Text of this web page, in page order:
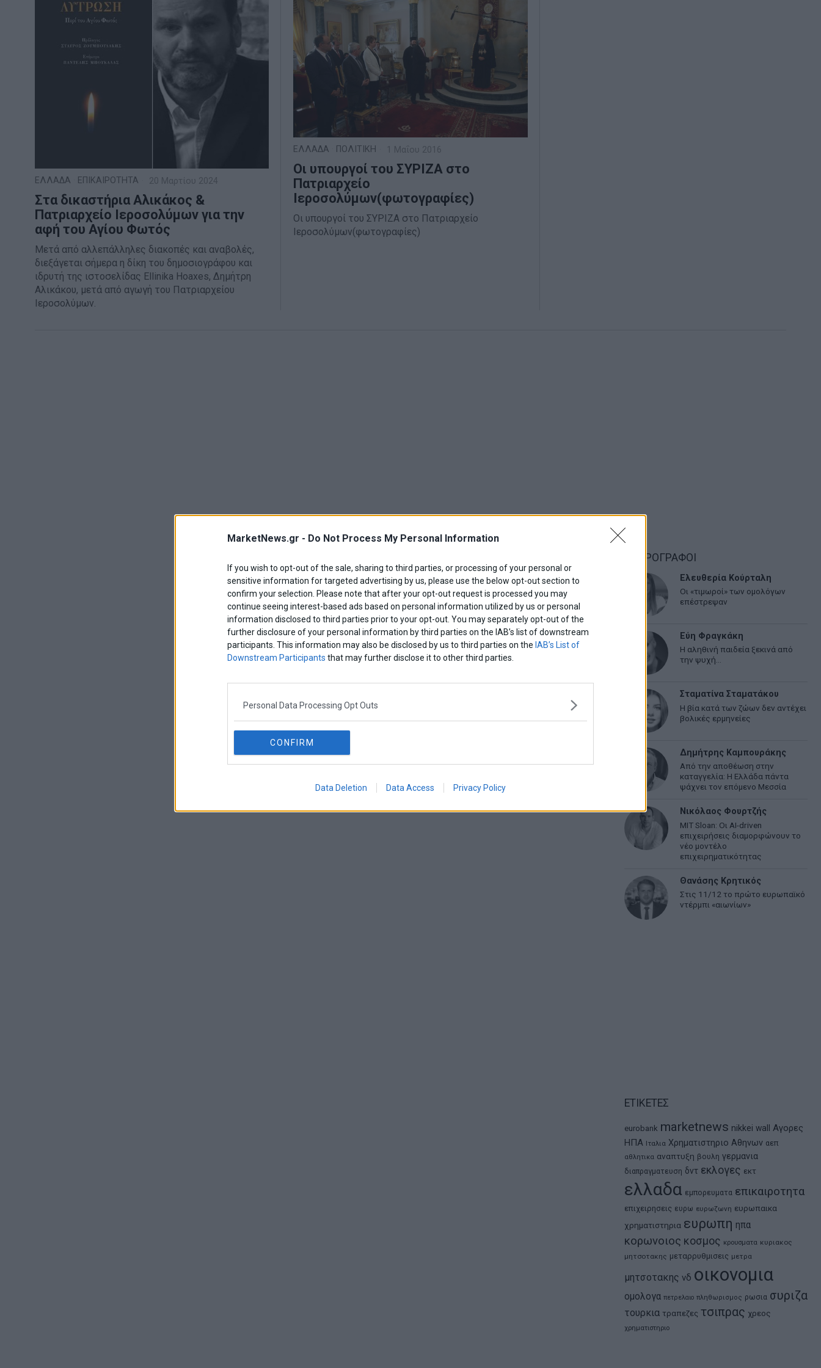
MarketNews.gr - Do Not Process My Personal Information
If you wish to opt-out of the sale, sharing to third parties, or processing of your personal or
sensitive information for targeted advertising by us, please use the below opt-out section to
confirm your selection. Please note that after your opt-out request is processed you may
continue seeing interest-based ads based on personal information utilized by us or personal
information disclosed to third parties prior to your opt-out. You may separately opt-out of the
further disclosure of your personal information by third parties on the IAB’s list of downstream
participants. This information may also be disclosed by us to third parties on the IAB’s List of
Downstream Participants that may further disclose it to other third parties.
Personal Data Processing Opt Outs
CONFIRM
Data Deletion Data Access Privacy Policy
ΕΛΛΑΔΑ ΕΠΙΚΑΙΡΟΤΗΤΑ 20 Μαρτίου 2024
Στα δικαστήρια Αλικάκος &
Πατριαρχείο Ιεροσολύμων για την
αφή του Αγίου Φωτός
Μετά από αλλεπάλληλες διακοπές και αναβολές,
διεξάγεται σήμερα η δίκη του δημοσιογράφου και
ιδρυτή της ιστοσελίδας Ellinika Hoaxes, Δημήτρη
Αλικάκου, μετά από αγωγή του Πατριαρχείου
Ιεροσολύμων.
ΕΛΛΑΔΑ ΠΟΛΙΤΙΚΗ 1 Μαΐου 2016
Οι υπουργοί του ΣΥΡΙΖΑ στο
Πατριαρχείο
Ιεροσολύμων(φωτογραφίες)
Οι υπουργοί του ΣΥΡΙΖΑ στο Πατριαρχείο
Ιεροσολύμων(φωτογραφίες)
ΑΡΘΡΟΓΡΑΦΟΙ
Ελευθερία Κούρταλη
Οι «τιμωροί» των ομολόγων
επέστρεψαν
Εύη Φραγκάκη
Η αληθινή παιδεία ξεκινά από
την ψυχή…
Σταματίνα Σταματάκου
Η βία κατά των ζώων δεν αντέχει
βολικές ερμηνείες
Δημήτρης Καμπουράκης
Από την αποθέωση στην
καταγγελία: Η Ελλάδα πάντα
ψάχνει τον επόμενο Μεσσία
Νικόλαος Φουρτζής
MIT Sloan: Οι AI-driven
επιχειρήσεις διαμορφώνουν το
νέο μοντέλο
επιχειρηματικότητας
Θανάσης Κρητικός
Στις 11/12 το πρώτο ευρωπαϊκό
ντέρμπι «αιωνίων»
ΕΤΙΚΕΤΕΣ
eurobank marketnews nikkei wall
Αγορες
ΗΠΑ Ιταλια Χρηματιστηριο Αθηνων αεπ
αθλητικα αναπτυξη βουλη γερμανια
διαπραγματευση δντ εκλογες εκτ
ελλαδα εμπορευματα επικαιροτητα
επιχειρησεις ευρω ευρωζωνη ευρωπαικα
χρηματιστηρια ευρωπη ηπα
κορωνοιος κοσμος κρουσματα κυριακος
μητσοτακης μεταρρυθμισεις μετρα
μητσοτακης νδ οικονομια
ομολογα πετρελαιο πληθωρισμος ρωσια συριζα
τουρκια τραπεζες τσιπρας χρεος
χρηματιστηριο